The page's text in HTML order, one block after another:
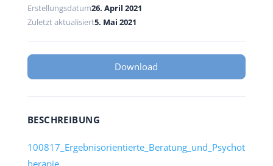
Erstellungsdatum26. April 2021
Zuletzt aktualisiert5. Mai 2021
Download
BESCHREIBUNG
100817_Ergebnisorientierte_Beratung_und_Psychot
herapie